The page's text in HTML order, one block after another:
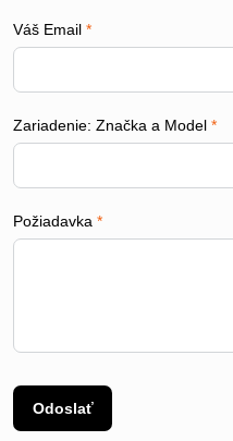
Váš Email *
Zariadenie: Značka a Model *
Požiadavka *
Odoslať